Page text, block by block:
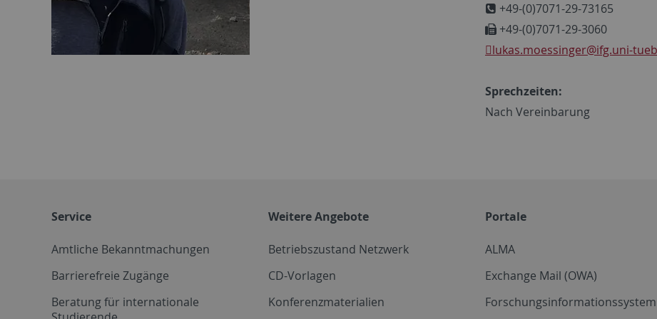
+49-(0)7071-29-73165
+49-(0)7071-29-3060
lukas.moessinger@ifg.uni-
Sprechzeiten:
Nach Vereinbarung
Service
Amtliche Bekanntmachungen
Barrierefreie Zugänge
Beratung für internationale
Weitere Angebote
Betriebszustand Netzwerk
CD-Vorlagen
Konferenzmaterialien
Portale
ALMA
Exchange Mail (OWA)
Forschungsinformationssystem